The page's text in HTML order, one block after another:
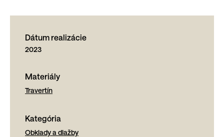
Dátum realizácie
2023
Materiály
Travertín
Kategória
Obklady a dlažby